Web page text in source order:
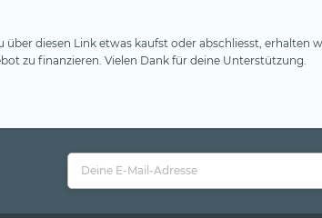
diesen Link etwas kaufst oder abschliesst, erhalten
zu finanzieren. Vielen Dank für deine Unterstützung.